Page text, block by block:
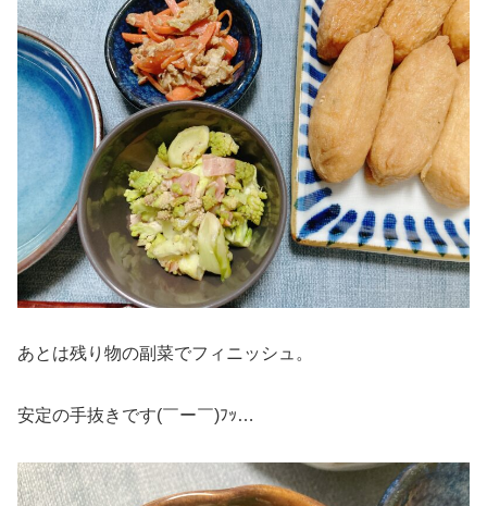
あとは残り物の副菜でフィニッシュ。
安定の手抜きです(￣ー￣)ﾌｯ…